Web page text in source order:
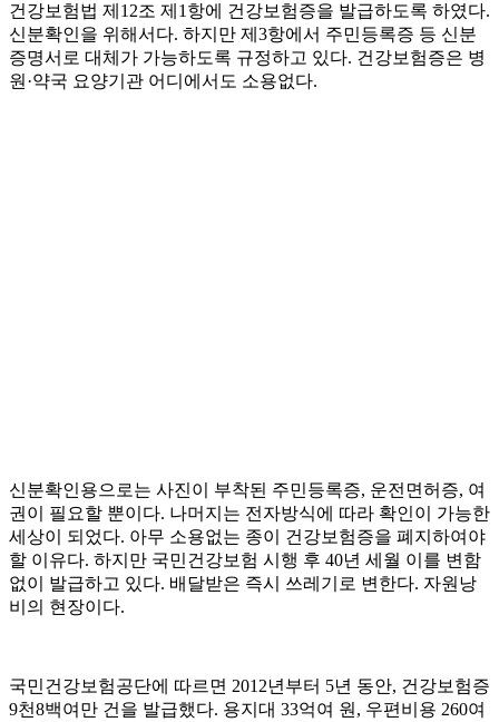
건강보험법 제12조 제1항에 건강보험증을 발급하도록 하였다.
신분확인을 위해서다. 하지만 제3항에서 주민등록증 등 신분
증명서로 대체가 가능하도록 규정하고 있다. 건강보험증은 병
원·약국 요양기관 어디에서도 소용없다.
신분확인용으로는 사진이 부착된 주민등록증, 운전면허증, 여
권이 필요할 뿐이다. 나머지는 전자방식에 따라 확인이 가능한
세상이 되었다. 아무 소용없는 종이 건강보험증을 폐지하여야
할 이유다. 하지만 국민건강보험 시행 후 40년 세월 이를 변함
없이 발급하고 있다. 배달받은 즉시 쓰레기로 변한다. 자원낭
비의 현장이다.
국민건강보험공단에 따르면 2012년부터 5년 동안, 건강보험증
9천8백여만 건을 발급했다. 용지대 33억여 원, 우편비용 260여